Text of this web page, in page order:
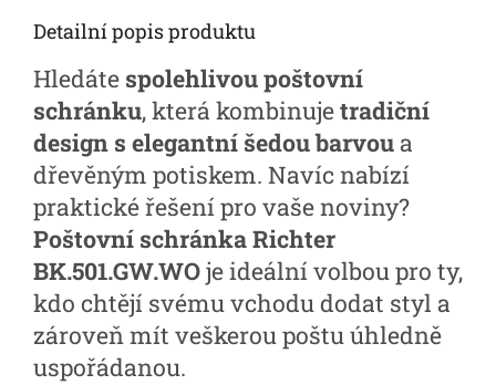
Detailní popis produktu
Hledáte spolehlivou poštovní
schránku, která kombinujetradiční
design s elegantní šedou barvou a
dřevěným potiskem. Navíc nabízí
praktické řešení pro vaše noviny?
Poštovní schránka Richter
BK.501.GW.WOje ideální volbou pro ty,
kdo chtějí svému vchodu dodat styl a
zároveň mít veškerou poštu úhledně
uspořádanou.